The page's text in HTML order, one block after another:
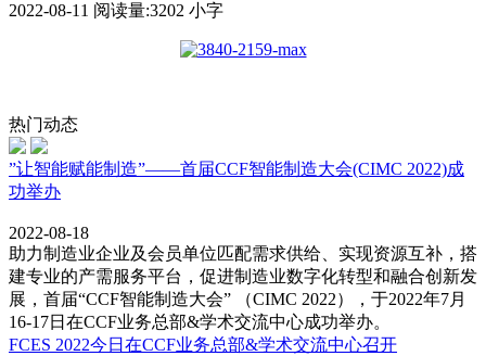
2022-08-11 阅读量:3202 小字
热门动态
”让智能赋能制造”——首届CCF智能制造大会(CIMC 2022)成
功举办
2022-08-18
助力制造业企业及会员单位匹配需求供给、实现资源互补，搭
建专业的产需服务平台，促进制造业数字化转型和融合创新发
展，首届“CCF智能制造大会” （CIMC 2022），于2022年7月
16-17日在CCF业务总部&学术交流中心成功举办。
FCES 2022今日在CCF业务总部&学术交流中心召开